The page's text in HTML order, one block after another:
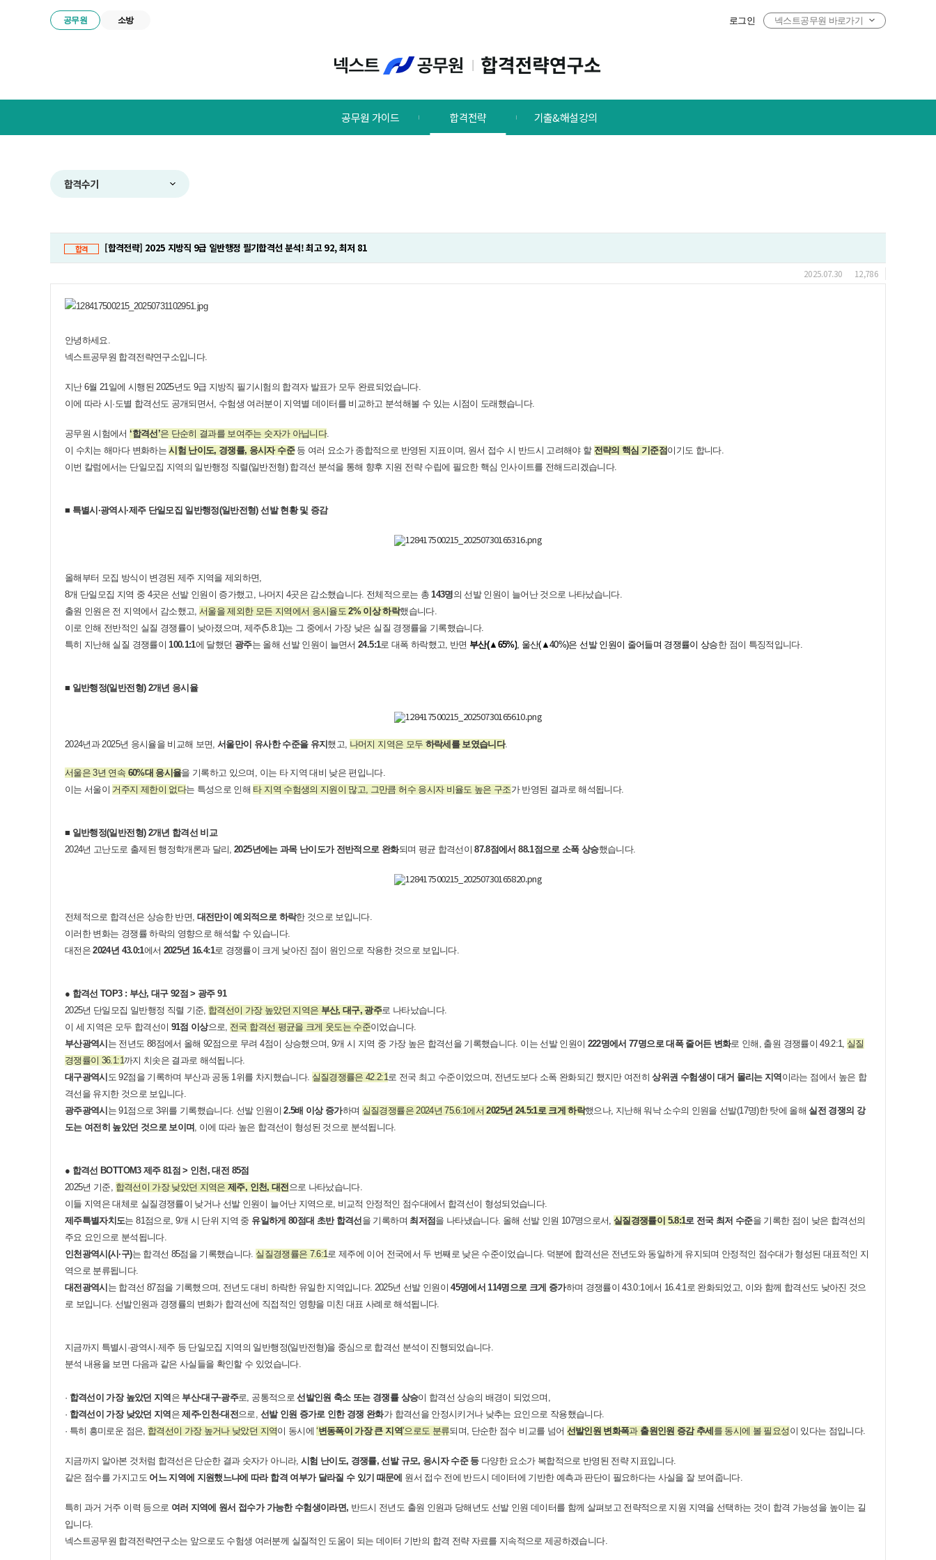
공무원 소방 로그인 넥스트공무원 바로가기
트
공무원 가이드 합격전략 기출&해설강의
합격수기
합격 [합격전략] 2025 지방직 9급 일반행정 필기합격선 분석! 최고 92, 최저 81
2025.07.30 12,786
안녕하세요.
넥스트공무원 합격전략연구소입니다.
지난 6월 21일에 시행된 2025년도 9급 지방직 필기시험의 합격자 발표가 모두 완료되었습니다.
이에 따라 시·도별 합격선도 공개되면서, 수험생 여러분이 지역별 데이터를 비교하고 분석해볼 수 있는 시점이 도래했습니다.
공무원 시험에서‘합격선’은 단순히 결과를 보여주는 숫자가 아닙니다.
이 수치는 해마다 변화하는시험 난이도, 경쟁률, 응시자 수준등 여러 요소가 종합적으로 반영된 지표이며, 원서 접수 시 반드시 고려해야 할 전략의 핵심 기준점 이기도 합니다.
이번 칼럼에서는 단일모집 지역의 일반행정 직렬(일반전형) 합격선 분석을 통해 향후 지원 전략 수립에 필요한 핵심 인사이트를 전해드리겠습니다.​
■ 특별시 ·광역시 ·제주​ 단일모집 일반행정(일반전형) 선발 현황 및 증감
올해부터 모집 방식이 변경된 제주 지역을 제외하면,
8개 단일모집 지역 중 4곳은 선발 인원이 증가했고, 나머지 4곳은 감소했습니다. 전체적으로는 총143명의 선발 인원이 늘어난 것으로 나타났습니다.
출원 인원은 전 지역에서 감소했고,서울을 제외한 모든 지역에서 응시율도2% 이상 하락했습니다.
이로 인해 전반적인 실질 경쟁률이 낮아졌으며, 제주(5.8:1)는 그 중에서 가장 낮은 실질 경쟁률을 기록했습니다.
특히 지난해 실질 경쟁률이100.1:1에 달했던 광주는 올해 선발 인원이 늘면서24.5:1로 대폭 하락했고, 반면 부산(▲65%), 울산(▲40%)은 선발 인원이 줄어들며 경쟁률이 상승한 점이 특징적입니다.​
■ 일반행정(일반전형) 2개년 응시율
2024년과 2025년 응시율을 비교해 보면,서울만이 유사한 수준을 유지했고, 나머지 지역은 모두 하락세를 보였습니다.
서울은 3년 연속 60%대 응시율을 기록하고 있으며, 이는 타 지역 대비 낮은 편입니다.
이는 서울이 거주지 제한이 없다는 특성으로 인해 타 지역 수험생의 지원이 많고, 그만큼 허수 응시자 비율도 높은 구조가 반영된 결과로 해석됩니다.
■ 일반행정(일반전형) 2개년 합격선 비교
2024년 고난도로 출제된 행정학개론과 달리,2025년에는 과목 난이도가 전반적으로 완화되며 평균 합격선이87.8점에서 88.1점으로 소폭 상승했습니다.
전체적으로 합격선은 상승한 반면, 대전만이 예외적으로 하락한 것으로 보입니다.
이러한 변화는 경쟁률 하락의 영향으로 해석할 수 있습니다.
대전은2024년 43.0:1에서 2025년 16.4:1로 경쟁률이 크게 낮아진 점이 원인으로 작용한 것으로 보입니다.
● 합격선 TOP3 : 부산, 대구 92점 > 광주 91
2025년 단일모집 일반행정 직렬 기준, 합격선이 가장 높았던 지역은 부산, 대구, 광주로 나타났습니다.
이 세 지역은 모두 합격선이 91점 이상으로, 전국 합격선 평균을 크게 웃도는 수준이었습니다.
부산광역시 는 전년도 88점에서 올해 92점으로 무려 4점이 상승했으며, 9개 시 지역 중 가장 높은 합격선을 기록했습니다. 이는 선발 인원이 222명에서 77명으로 대폭 줄어든 변화로 인해, 출원 경쟁률이 49.2:1, 실질
경쟁률이 36.1:1까지 치솟은 결과로 해석됩니다.
대구광역시 도 92점을 기록하며 부산과 공동 1위를 차지했습니다. 실질경쟁률은 42.2:1로 전국 최고 수준이었으며, 전년도보다 소폭 완화되긴 했지만 여전히상위권 수험생이 대거 몰리는 지역 이라는 점에서 높은 합
격선을 유지한 것으로 보입니다.
광주광역시 는 91점으로 3위를 기록했습니다. 선발 인원이2.5배 이상 증가하며 실질경쟁률은 2024년 75.6:1에서2025년 24.5:1로 크게 하락했으나, 지난해 워낙 소수의 인원을 선발(17명)한 탓에 올해실전 경쟁의 강
도는 여전히 높았던 것으로 보이며 , 이에 따라 높은 합격선이 형성된 것으로 분석됩니다.
● 합격선 BOTTOM3 제주 81점 > 인천, 대전 85점
2025년 기준, 합격선이 가장 낮았던 지역은제주, 인천, 대전으로 나타났습니다.
이들 지역은 대체로 실질경쟁률이 낮거나 선발 인원이 늘어난 지역으로, 비교적 안정적인 점수대에서 합격선이 형성되었습니다.
제주특별자치도는 81점으로, 9개 시 단위 지역 중 유일하게 80점대 초반 합격선을 기록하며 최저점 을 나타냈습니다. 올해 선발 인원 107명으로서,실질경쟁률이 5.8:1로 전국 최저 수준을 기록한 점이 낮은 합격선의
주요 요인으로 분석됩니다.
인천광역시(시·구)는 합격선 85점을 기록했습니다. 실질경쟁률은 7.6:1로 제주에 이어 전국에서 두 번째로 낮은 수준이었습니다. 덕분에 합격선은 전년도와 동일하게 유지되며 안정적인 점수대가 형성된 대표적인 지
역으로 분류됩니다.
대전광역시 는 합격선 87점을 기록했으며, 전년도 대비 하락한 유일한 지역입니다. 2025년 선발 인원이45명에서 114명으로 크게 증가하며 경쟁률이 43.0:1에서 16.4:1로 완화되었고, 이와 함께 합격선도 낮아진 것으
로 보입니다. 선발인원과 경쟁률의 변화가 합격선에 직접적인 영향을 미친 대표 사례로 해석됩니다.
지금까지 특별시·광역시·제주 등 단일모집 지역의 일반행정(일반전형)을 중심으로 합격선 분석이 진행되었습니다.
분석 내용을 보면 다음과 같은 사실들을 확인할 수 있었습니다.
· 합격선이 가장 높았던 지역 은 부산·대구·광주로, 공통적으로선발인원 축소 또는 경쟁률 상승이 합격선 상승의 배경이 되었으며,
· 합격선이 가장 낮았던 지역 은제주·인천·대전으로, 선발 인원 증가로 인한 경쟁 완화가 합격선을 안정시키거나 낮추는 요인으로 작용했습니다.
· 특히 흥미로운 점은, 합격선이 가장 높거나 낮았던 지역이 동시에‘변동폭이 가장 큰 지역’으로도 분류되며, 단순한 점수 비교를 넘어 선발인원 변화폭과 출원인원 증감 추세 를 동시에 볼 필요성 이 있다는 점입니다.
지금까지 알아본 것처럼 합격선은 단순한 결과 숫자가 아니라, 시험 난이도, 경쟁률, 선발 규모, 응시자 수준 등다양한 요소가 복합적으로 반영된 전략 지표입니다.
같은 점수를 가지고도 어느 지역에 지원했느냐에 따라 합격 여부가 달라질 수 있기 때문에 원서 접수 전에 반드시 데이터에 기반한 예측과 판단이 필요하다는 사실을 잘 보여줍니다.
특히 과거 거주 이력 등으로 여러 지역에 원서 접수가 가능한 수험생이라면, 반드시 전년도 출원 인원과 당해년도 선발 인원 데이터를 함께 살펴보고 전략적으로 지원 지역을 선택하는 것이 합격 가능성을 높이는 길
입니다.
넥스트공무원 합격전략연구소는 앞으로도 수험생 여러분께 실질적인 도움이 되는 데이터 기반의 합격 전략 자료를 지속적으로 제공하겠습니다.